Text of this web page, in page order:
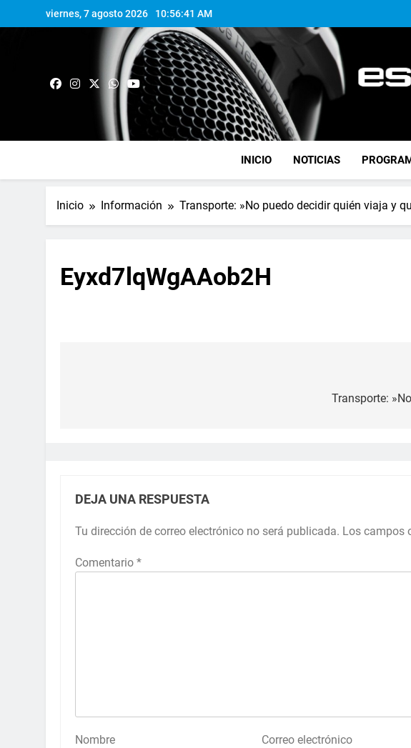
viernes, 7 agosto 2026 10:56:42 AM
FM
INICIO NOTICIAS
Inicio Información Transporte: »No puedo decidir quién viaja y
Eyxd7lqWgAAob2H
Transporte:
DEJA UNA RESPUESTA
Tu dirección de correo electrónico no será publicada. Los campos
Comentario *
Nombre Correo electrónico